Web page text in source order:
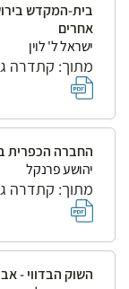
בית-המקדש
אחרים
ישראל ל' לוין
מתוך: קתדרה
החברה הכפרית
יהושע פרנקל
מתוך: קתדרה
השוק הבדווי -